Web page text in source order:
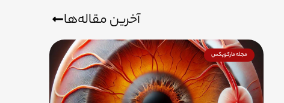
آخرین مقاله‌ها
مجله مارکوپکس